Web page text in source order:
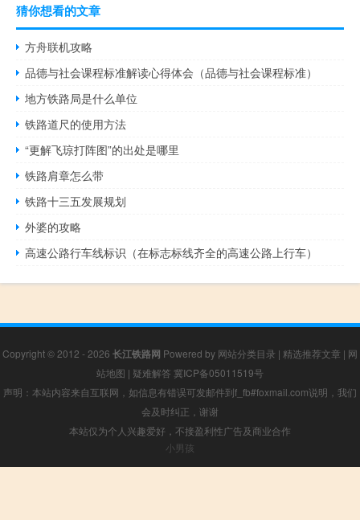
猜你想看的文章
方舟联机攻略
品德与社会课程标准解读心得体会（品德与社会课程标准）
地方铁路局是什么单位
铁路道尺的使用方法
“更解飞琼打阵图”的出处是哪里
铁路肩章怎么带
铁路十三五发展规划
外婆的攻略
高速公路行车线标识（在标志标线齐全的高速公路上行车）
Copyright © 2012 - 2026 长江铁路网 Powered by 网站分类目录 | 精选推荐文章 | 网
站地图 | 疑难解答 冀ICP备05011519号
声明：本站内容来自互联网，如信息有错误可发邮件到f_fb#foxmail.com说明，我们
会及时纠正，谢谢
本站仅为个人兴趣爱好，不接盈利性广告及商业合作
小男孩